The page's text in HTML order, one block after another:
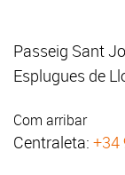
Passeig Sant
Esplugues de
Com arribar
Centraleta: +34